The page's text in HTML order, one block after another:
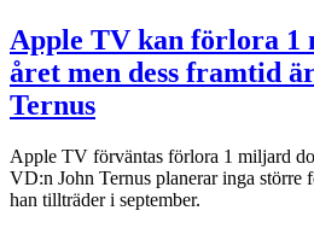
Apple TV kan förlora
året men dess framtid
Ternus
Apple TV förväntas förlora 1 miljard
VD:n John Ternus planerar inga större
han tillträder i september.